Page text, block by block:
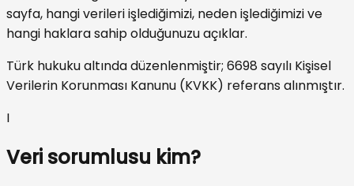
sayfa, hangi verileri işlediğimizi, neden işlediğimizi ve
hangi haklara sahip olduğunuzu açıklar.
Türk hukuku altında düzenlenmiştir; 6698 sayılı Kişisel
Verilerin Korunması Kanunu (KVKK) referans alınmıştır.
I
Veri sorumlusu kim?